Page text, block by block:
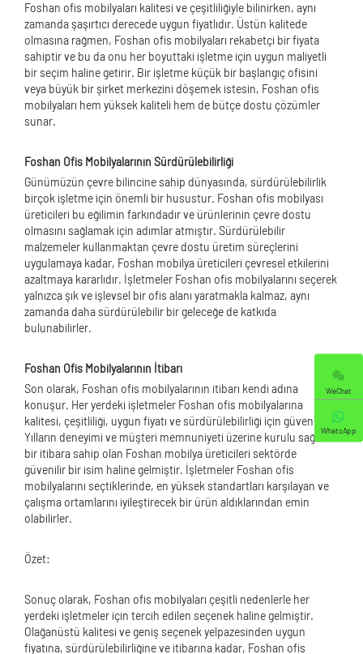
Foshan ofis mobilyaları kalitesi ve çeşitliliğiyle bilinirken, aynı
zamanda şaşırtıcı derecede uygun fiyatlıdır. Üstün kalitede
olmasına rağmen, Foshan ofis mobilyaları rekabetçi bir fiyata
sahiptir ve bu da onu her boyuttaki işletme için uygun maliyetli
bir seçim haline getirir. Bir işletme küçük bir başlangıç ​​ofisini
veya büyük bir şirket merkezini döşemek istesin, Foshan ofis
mobilyaları hem yüksek kaliteli hem de bütçe dostu çözümler
sunar.
Foshan Ofis Mobilyalarının Sürdürülebilirliği
Günümüzün çevre bilincine sahip dünyasında, sürdürülebilirlik
birçok işletme için önemli bir husustur. Foshan ofis mobilyası
üreticileri bu eğilimin farkındadır ve ürünlerinin çevre dostu
olmasını sağlamak için adımlar atmıştır. Sürdürülebilir
malzemeler kullanmaktan çevre dostu üretim süreçlerini
uygulamaya kadar, Foshan mobilya üreticileri çevresel etkilerini
azaltmaya kararlıdır. İşletmeler Foshan ofis mobilyalarını seçerek
yalnızca şık ve işlevsel bir ofis alanı yaratmakla kalmaz, aynı
zamanda daha sürdürülebilir bir geleceğe de katkıda
bulunabilirler.
Foshan Ofis Mobilyalarının İtibarı
Son olarak, Foshan ofis mobilyalarının itibarı kendi adına
konuşur. Her yerdeki işletmeler Foshan ofis mobilyalarına
kalitesi, çeşitliliği, uygun fiyatı ve sürdürülebilirliği için güvenir.
Yılların deneyimi ve müşteri memnuniyeti üzerine kurulu sağlam
bir itibara sahip olan Foshan mobilya üreticileri sektörde
güvenilir bir isim haline gelmiştir. İşletmeler Foshan ofis
mobilyalarını seçtiklerinde, en yüksek standartları karşılayan ve
çalışma ortamlarını iyileştirecek bir ürün aldıklarından emin
olabilirler.
Özet:
Sonuç olarak, Foshan ofis mobilyaları çeşitli nedenlerle her
yerdeki işletmeler için tercih edilen seçenek haline gelmiştir.
Olağanüstü kalitesi ve geniş seçenek yelpazesinden uygun
fiyatına, sürdürülebilirliğine ve itibarına kadar, Foshan ofis
WeChat
WhatsApp